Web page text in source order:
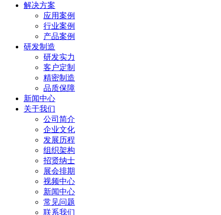
解决方案
应用案例
行业案例
产品案例
研发制造
研发实力
客户定制
精密制造
品质保障
新闻中心
关于我们
公司简介
企业文化
发展历程
组织架构
招贤纳士
展会排期
视频中心
新闻中心
常见问题
联系我们